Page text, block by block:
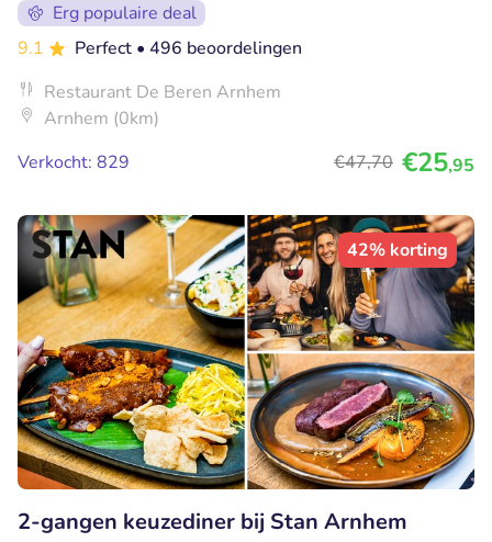
Erg populaire deal
9.1
Perfect • 496 beoordelingen
Restaurant De Beren Arnhem
Arnhem (0km)
Verkocht: 829
€47,70 €25,95
42% korting
2-gangen keuzediner bij Stan Arnhem